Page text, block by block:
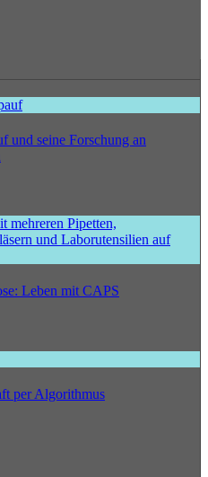
und seine Forschung an
Leben mit CAPS
per Algorithmus